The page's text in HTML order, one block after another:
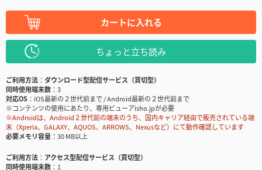
カートに入れる
ちょっと立ち読み
ご利用方法
ダウンロード型配信サービス（買切型）
同時使用端末数
3
対応OS
iOS最新の２世代前まで / Android最新の２世代前まで
※コンテンツの使用にあたり、専用ビューアisho.jpが必要
※Androidは、Android２世代前の端末のうち、国内キャリア経由で販売されている端
末（Xperia、GALAXY、AQUOS、ARROWS、Nexusなど）にて動作確認しています
必要メモリ容量
30 MB以上
ご利用方法
アクセス型配信サービス（買切型）
同時使用端末数
1